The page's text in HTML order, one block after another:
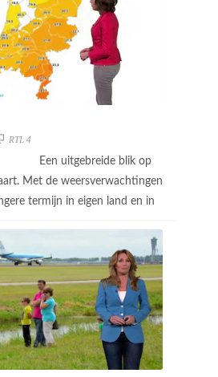
RTL 4
Een uitgebreide blik op
Met de weersverwachtingen
termijn in eigen land en in